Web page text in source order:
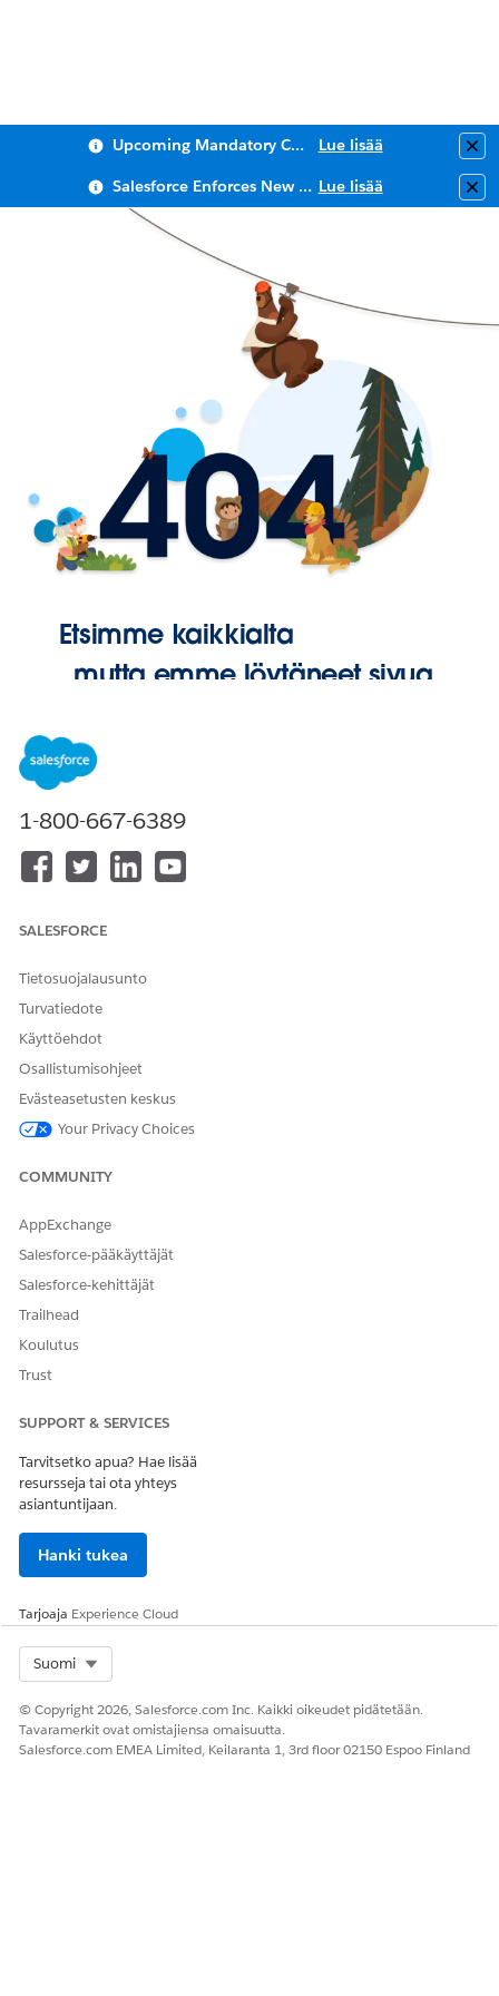
Upcoming Mandatory Changes to Public Key Infrastructure (PKI) Lue lisää
Salesforce Enforces New Security Requirements in Summer 2026 Lue lisää
Etsimme kaikkialta
, mutta emme löytäneet sivua.
1-800-667-6389
SALESFORCE
Tietosuojalausunto
Turvatiedote
Käyttöehdot
Osallistumisohjeet
Evästeasetusten keskus
Your Privacy Choices
COMMUNITY
AppExchange
Salesforce-pääkäyttäjät
Salesforce-kehittäjät
Trailhead
Koulutus
Trust
SUPPORT & SERVICES
Tarvitsetko apua? Hae lisää
resursseja tai ota yhteys
asiantuntijaan.
Hanki tukea
Tarjoaja Experience Cloud
Suomi
© Copyright 2026, Salesforce.com Inc. Kaikki oikeudet pidätetään.
Tavaramerkit ovat omistajiensa omaisuutta.
Salesforce.com EMEA Limited, Keilaranta 1, 3rd floor 02150 Espoo Finland